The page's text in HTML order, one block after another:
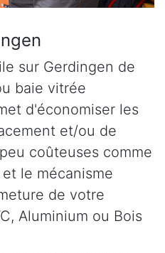
sur Gerdingen de
baie vitrée
d'économiser les
et/ou de
coûteuses comme
le mécanisme
de votre
Aluminium ou Bois